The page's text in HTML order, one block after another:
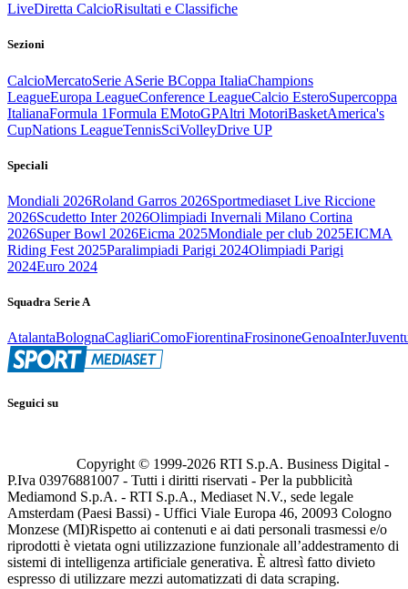
LiveDiretta CalcioRisultati e Classifiche
Sezioni
CalcioMercatoSerie ASerie BCoppa ItaliaChampions
LeagueEuropa LeagueConference LeagueCalcio EsteroSupercoppa
ItalianaFormula 1Formula EMotoGPAltri MotoriBasketAmerica's
CupNations LeagueTennisSciVolleyDrive UP
Speciali
Mondiali 2026Roland Garros 2026Sportmediaset Live Riccione
2026Scudetto Inter 2026Olimpiadi Invernali Milano Cortina
2026Super Bowl 2026Eicma 2025Mondiale per club 2025EICMA
Riding Fest 2025Paralimpiadi Parigi 2024Olimpiadi Parigi
2024Euro 2024
Squadra Serie A
AtalantaBolognaCagliariComoFiorentinaFrosinoneGenoaInter
Seguici su
Copyright © 1999-2026 RTI S.p.A. Business Digital -
P.Iva 03976881007 - Tutti i diritti riservati - Per la pubblicità
Mediamond S.p.A. - RTI S.p.A., Mediaset N.V., sede legale
Amsterdam (Paesi Bassi) - Uffici Viale Europa 46, 20093 Cologno
Monzese (MI)Rispetto ai contenuti e ai dati personali trasmessi e/o
riprodotti è vietata ogni utilizzazione funzionale all’addestramento di
sistemi di intelligenza artificiale generativa. È altresì fatto divieto
espresso di utilizzare mezzi automatizzati di data scraping.